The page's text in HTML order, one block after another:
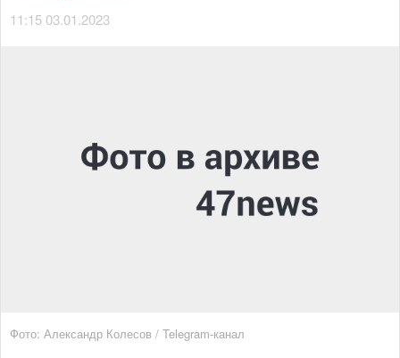
11:15 03.01.2023
Фото: Александр Колесов / Telegram-канал